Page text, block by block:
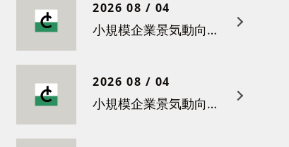
2026 08 / 04
小規模企業景気動向調査（令和８年５月）結果について
2026 08 / 04
小規模企業景気動向調査（令和８年４月）結果について